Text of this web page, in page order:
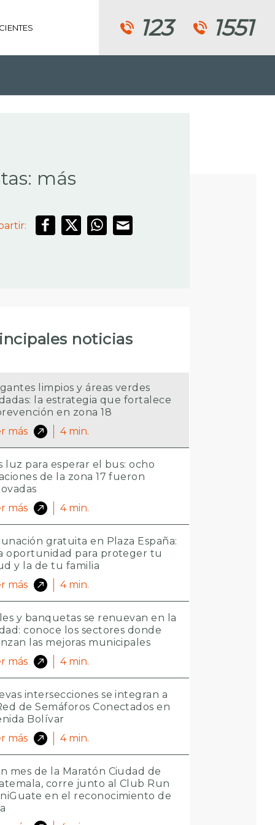
123 1551
más
noticias
limpios y áreas verdes
la estrategia que fortalece
en zona 18
más
4 min.
luz para esperar el bus: ocho
de la zona 17 fueron
más
4 min.
gratuita en Plaza España:
oportunidad para proteger tu
y la de tu familia
más
4 min.
y banquetas se renuevan en la
conoce los sectores donde
las mejoras municipales
más
4 min.
intersecciones se integran a
de Semáforos Conectados en
Bolívar
más
4 min.
mes de la Maratón Ciudad de
corre junto al Club Run
en el reconocimiento de